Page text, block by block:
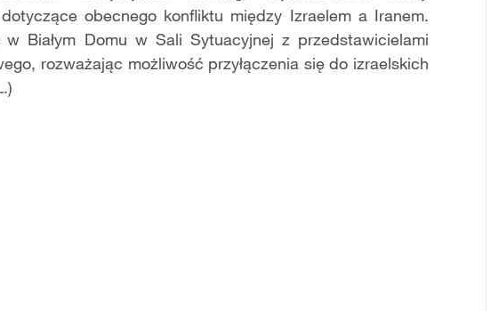
obecnego konfliktu między Izraelem a Iranem.
Białym Domu w Sali Sytuacyjnej z przedstawicielami
rozważając możliwość przyłączenia się do izraelskich